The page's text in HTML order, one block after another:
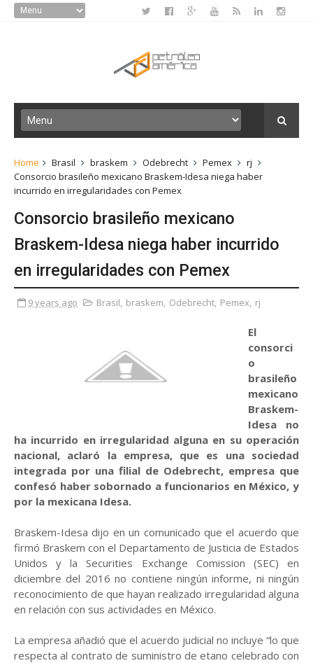
Home Brasil braskem Odebrecht Pemex
rj
Consorcio brasileño mexicano Braskem-Idesa niega haber
incurrido en irregularidades con Pemex
Consorcio brasileño mexicano
Braskem-Idesa niega haber incurrido
en irregularidades con Pemex
9 years ago Brasil, braskem, Odebrecht, Pemex, rj
El
consorci
o
brasileño
mexicano
Braskem-
Idesa no
ha incurrido en irregularidad alguna en su operación
nacional, aclaró la empresa, que es una sociedad
integrada por una filial de Odebrecht, empresa que
confesó haber sobornado a funcionarios en México, y
por la mexicana Idesa.
Braskem-Idesa dijo en un comunicado que el acuerdo que
firmó Braskem con el Departamento de Justicia de Estados
Unidos y la Securities Exchange Comission (SEC) en
diciembre del 2016 no contiene ningún informe, ni ningún
reconocimiento de que hayan realizado irregularidad alguna
en relación con sus actividades en México.
La empresa añadió que el acuerdo judicial no incluye “lo que
respecta al contrato de suministro de etano celebrado con